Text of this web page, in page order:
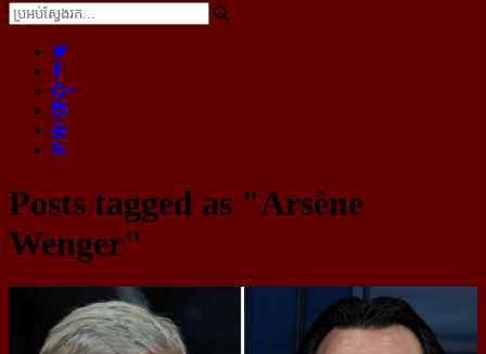
Posts tagged as "Arsène
Wenger"